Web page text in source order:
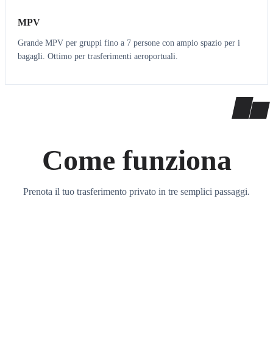
MPV
Grande MPV per gruppi fino a 7 persone con ampio spazio per i
bagagli. Ottimo per trasferimenti aeroportuali.
Come funziona
Prenota il tuo trasferimento privato in tre semplici passaggi.